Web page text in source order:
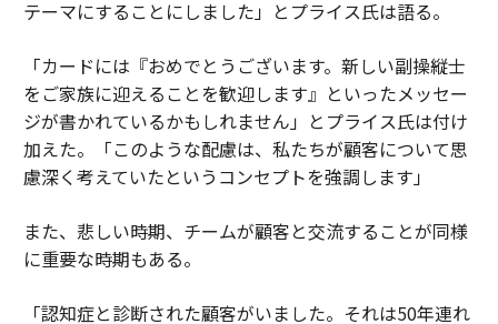
テーマにすることにしました」とプライス氏は語る。
「カードには『おめでとうございます。新しい副操縦士
をご家族に迎えることを歓迎します』といったメッセー
ジが書かれているかもしれません」とプライス氏は付け
加えた。「このような配慮は、私たちが顧客について思
慮深く考えていたというコンセプトを強調します」
また、悲しい時期、チームが顧客と交流することが同様
に重要な時期もある。
「認知症と診断された顧客がいました。それは50年連れ